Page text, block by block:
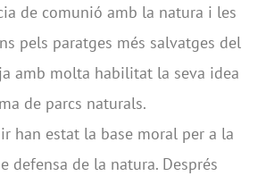
de comunió amb la natura i les
pels paratges més salvatges del
amb molta habilitat la seva idea
de parcs naturals.
han estat la base moral per a la
defensa de la natura. Després